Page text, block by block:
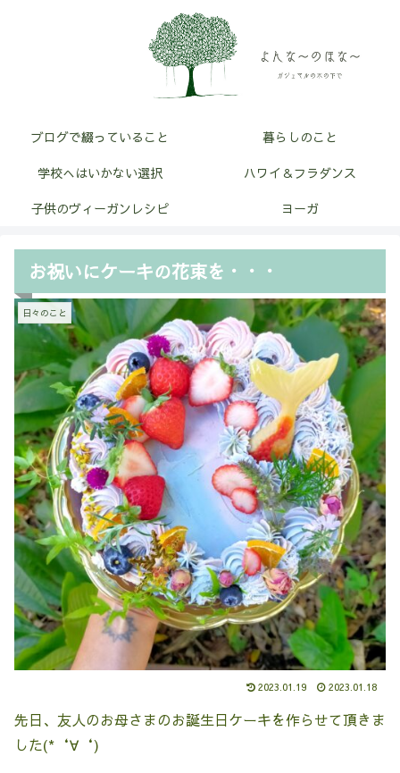
ブログで綴っていること
暮らしのこと
学校へはいかない選択
ハワイ＆フラダンス
子供のヴィーガンレシピ
ヨーガ
お祝いにケーキの花束を・・・
日々のこと
2023.01.19 2023.01.18
先日、友人のお母さまのお誕生日ケーキを作らせて頂きま
した(*‘∀‘)